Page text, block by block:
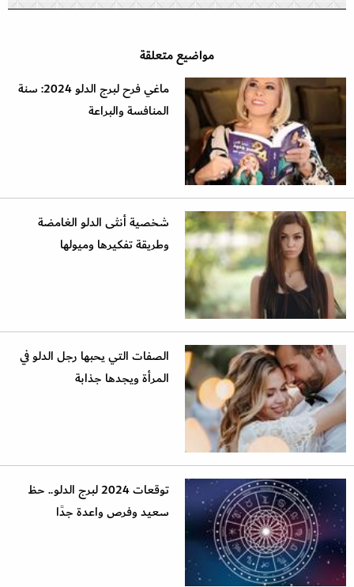
مواضيع متعلقة
ماغي فرح لبرج الدلو 2024: سنة
المنافسة والبراعة
شخصية أنثى الدلو الغامضة
وطريقة تفكيرها وميولها
الصفات التي يحبها رجل الدلو في
المرأة ويجدها جذابة
توقعات 2024 لبرج الدلو.. حظ
سعيد وفرص واعدة جدًا